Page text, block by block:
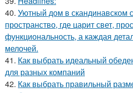
40. Уютный дом в скандинавском
пространство, где царит свет,
функциональность, а каждая
мелочей.
41. Как выбрать идеальный
для разных компаний
42. Как выбрать правильный